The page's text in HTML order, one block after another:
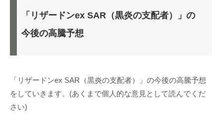
「リザードンex SAR（黒炎の支配者）」の
今後の高騰予想
「リザードンex SAR（黒炎の支配者）」の今後の高騰予想
をしていきます。(あくまで個人的な意見として読んでくだ
さい)